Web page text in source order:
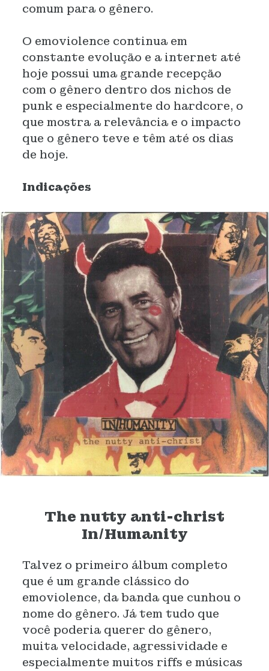
comum para o gênero.
O emoviolence continua em
constante evolução e a internet até
hoje possui uma grande recepção
com o gênero dentro dos nichos de
punk e especialmente do hardcore, o
que mostra a relevância e o impacto
que o gênero teve e têm até os dias
de hoje.
Indicações
The nutty anti-christ
In/Humanity
Talvez o primeiro álbum completo
que é um grande clássico do
emoviolence, da banda que cunhou o
nome do gênero. Já tem tudo que
você poderia querer do gênero,
muita velocidade, agressividade e
especialmente muitos riffs e músicas